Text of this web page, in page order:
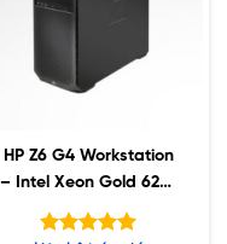
HP Z6 G4 Workstation
– Intel Xeon Gold 6224
/ 256GB ECC / 2TB
SSD / 8TB SATA /